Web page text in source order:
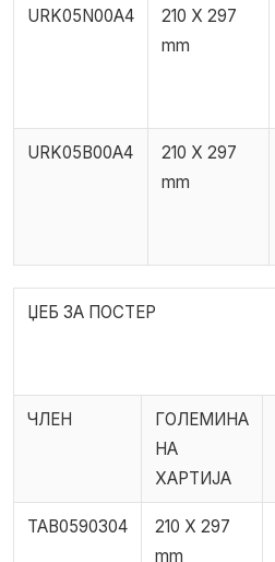
URK05N00A4
210 X 297
mm
URK05B00A4
210 X 297
mm
ЏЕБ ЗА ПОСТЕР
ЧЛЕН
ГОЛЕМИНА
НА
ХАРТИЈА
TAB0590304
210 X 297
mm